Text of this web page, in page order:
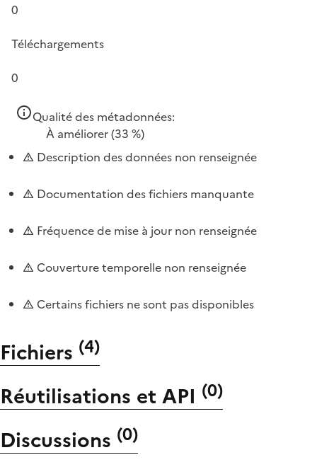
0
Téléchargements
0
Qualité des métadonnées:
À améliorer(33 %)
Description des données non renseignée
Documentation des fichiers manquante
Fréquence de mise à jour non renseignée
Couverture temporelle non renseignée
Certains fichiers ne sont pas disponibles
Fichiers (4)
Réutilisations et API (0)
Discussions (0)